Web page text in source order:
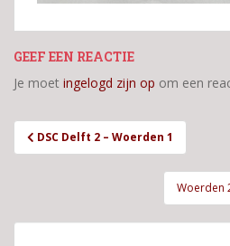
GEEF EEN REACTIE
Je moet ingelogd zijn op om een
Bericht
navigatie
DSC Delft 2 – Woerden 1
Woerden